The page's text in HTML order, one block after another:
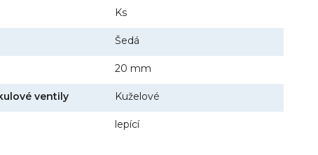
Ks
Šedá
20 mm
ventily Kuželové
lepící